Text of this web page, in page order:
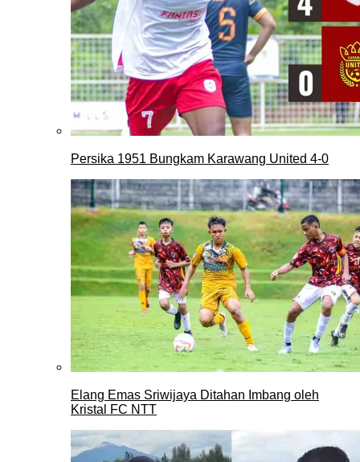
Persika 1951 Bungkam Karawang United 4-0
Elang Emas Sriwijaya Ditahan Imbang oleh
Kristal FC NTT